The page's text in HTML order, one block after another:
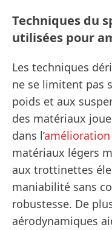
Techniques du
utilisées pour
Les techniques
ne se limitent pas
poids et aux
des matériaux
dans l’
matériaux légers
aux trottinettes
maniabilité sans
robustesse. De
aérodynamiques